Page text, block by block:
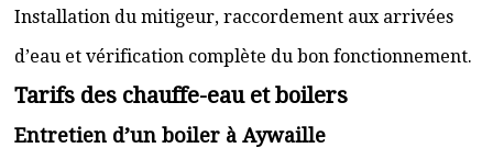
Installation du mitigeur, raccordement aux arrivées
d’eau et vérification complète du bon fonctionnement.
Tarifs des chauffe-eau et boilers
Entretien d’un boiler à Aywaille